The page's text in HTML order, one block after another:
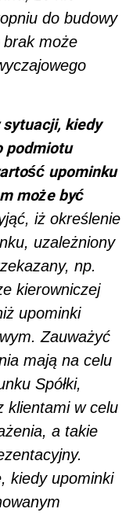
do budowy
może
kiedy
podmiotu
upominku
może być
iż określenie
uzależniony
np.
kierowniczej
upominki
Zauważyć
mają na celu
Spółki,
klientami w celu
a takie
kiedy upominki